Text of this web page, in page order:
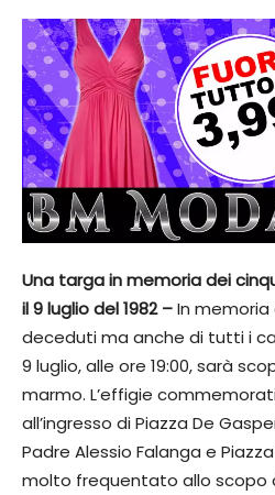
Una targa in memoria dei
il 9 luglio del 1982 –In
deceduti ma anche di tutti i
9 luglio, alle ore 19:00, sarà
marmo. L’effigie
all’ingresso di Piazza De
Padre Alessio Falanga e
molto frequentato allo scopo